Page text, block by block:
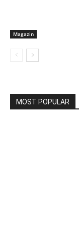
Magazin
MOST POPULAR